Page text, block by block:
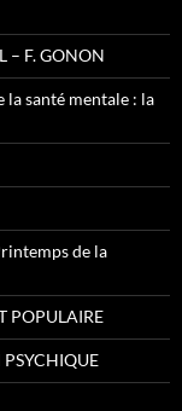
– F. GONON
la santé mentale : la
de la
POPULAIRE